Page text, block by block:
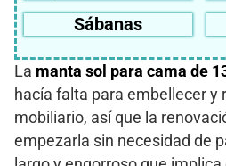
Sábanas
La manta sol para cama de
hacía falta para embellecer y
mobiliario, así que la
empezarla sin necesidad de